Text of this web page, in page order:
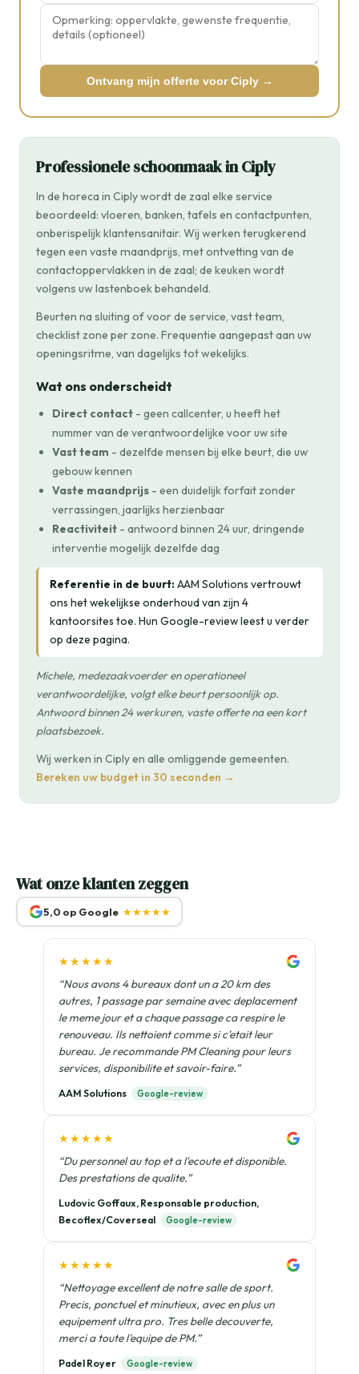
Ontvang mijn offerte voor Ciply →
Professionele schoonmaak in Ciply
In de horeca in Ciply wordt de zaal elke service
beoordeeld: vloeren, banken, tafels en contactpunten,
onberispelijk klantensanitair. Wij werken terugkerend
tegen een vaste maandprijs, met ontvetting van de
contactoppervlakken in de zaal; de keuken wordt
volgens uw lastenboek behandeld.
Beurten na sluiting of voor de service, vast team,
checklist zone per zone. Frequentie aangepast aan uw
openingsritme, van dagelijks tot wekelijks.
Wat ons onderscheidt
Direct contact - geen callcenter, u heeft het
nummer van de verantwoordelijke voor uw site
Vast team - dezelfde mensen bij elke beurt, die uw
gebouw kennen
Vaste maandprijs - een duidelijk forfait zonder
verrassingen, jaarlijks herzienbaar
Reactiviteit - antwoord binnen 24 uur, dringende
interventie mogelijk dezelfde dag
Referentie in de buurt:AAM Solutions vertrouwt
ons het wekelijkse onderhoud van zijn 4
kantoorsites toe. Hun Google-review leest u verder
op deze pagina.
Michele, medezaakvoerder en operationeel
verantwoordelijke, volgt elke beurt persoonlijk op.
Antwoord binnen 24 werkuren, vaste offerte na een kort
plaatsbezoek.
Wij werken in Ciply en alle omliggende gemeenten.
Bereken uw budget in 30 seconden →
Wat onze klanten zeggen
5,0 op Google ★★★★★
★★★★★
“Nous avons 4 bureaux dont un a 20 km des
autres, 1 passage par semaine avec deplacement
le meme jour et a chaque passage ca respire le
renouveau. Ils nettoient comme si c'etait leur
bureau. Je recommande PM Cleaning pour leurs
services, disponibilite et savoir-faire.”
AAM Solutions Google-review
★★★★★
“Du personnel au top et a l'ecoute et disponible.
Des prestations de qualite.”
Ludovic Goffaux, Responsable production,
Becoflex/Coverseal
Google-review
★★★★★
“Nettoyage excellent de notre salle de sport.
Precis, ponctuel et minutieux, avec en plus un
equipement ultra pro. Tres belle decouverte,
merci a toute l'equipe de PM.”
Padel Royer Google-review